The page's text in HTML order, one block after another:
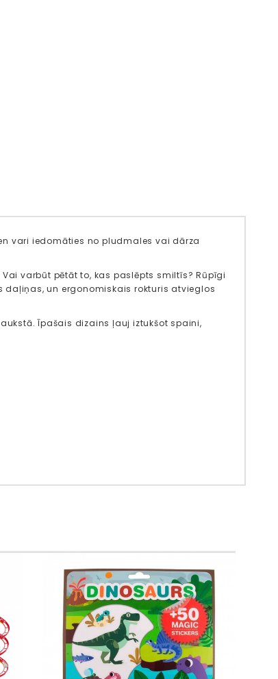
vari iedomāties no pludmales vai dārza
varbūt pētāt to, kas paslēpts smiltīs? Rūpīgi
daļiņas, un ergonomiskais rokturis atvieglos
Īpašais dizains ļauj iztukšot spaini,